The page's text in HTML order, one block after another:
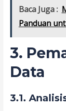
Baca Juga :
Panduan
3.
Data
3.1.